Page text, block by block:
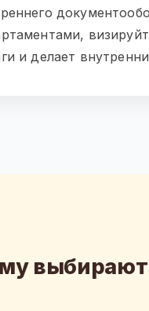
и делает
выбирают